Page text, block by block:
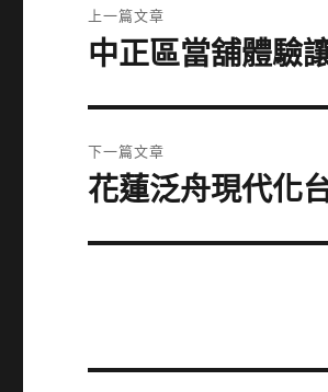
章
上一篇文章
上
篇
文
章:
中正區當舖體驗
下一篇文章
下
篇
花蓮泛舟現代化